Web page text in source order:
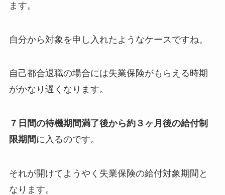
ます。
自分から対象を申し入れたようなケースですね。
自己都合退職の場合には失業保険がもらえる時期
がかなり遅くなります。
７日間の待機期間満了後から約３ヶ月後の給付制
限期間に入るのです。
それが開けてようやく失業保険の給付対象期間と
なります。